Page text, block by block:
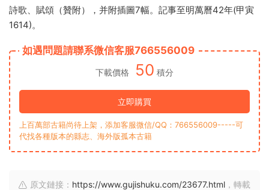
詩歌、賦頌（贊附），并附插圖7幅。記事至明萬曆42年(甲寅
1614)。
如遇問題請聯系微信客服766556009
下載價格 50 積分
立即購買
上百萬部古籍尚待上架，添加客服微信/QQ：766556009-----可
代找各種版本的縣志、海外版孤本古籍
原文鏈接： https://www.gujishuku.com/23677.html ，轉載